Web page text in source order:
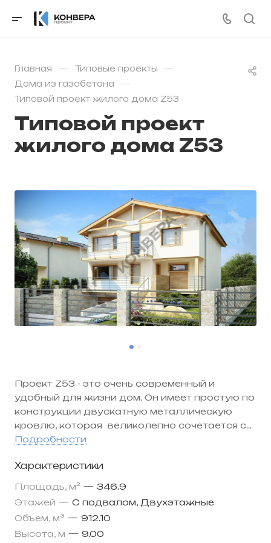
Главная — Типовые проекты —
Дома из газобетона —
Типовой проект жилого дома Z53
Типовой проект
жилого дома Z53
Проект Z53 - это очень современный и
удобный для жизни дом. Он имеет простую по
конструкции двускатную металлическую
кровлю, которая великолепно сочетается с
деревянной обшивкой дома. Это уникальное
этом обладающее большой внутренней
просто и понятно – каждая комната, каждое
хозяйственное помещение расположено
предельно рационально и находиться «на
Подробности
Характеристики
Площадь, м² — 346.9
Этажей — С подвалом, Двухэтажные
Объем, м³ — 912.10
Высота, м — 9.00